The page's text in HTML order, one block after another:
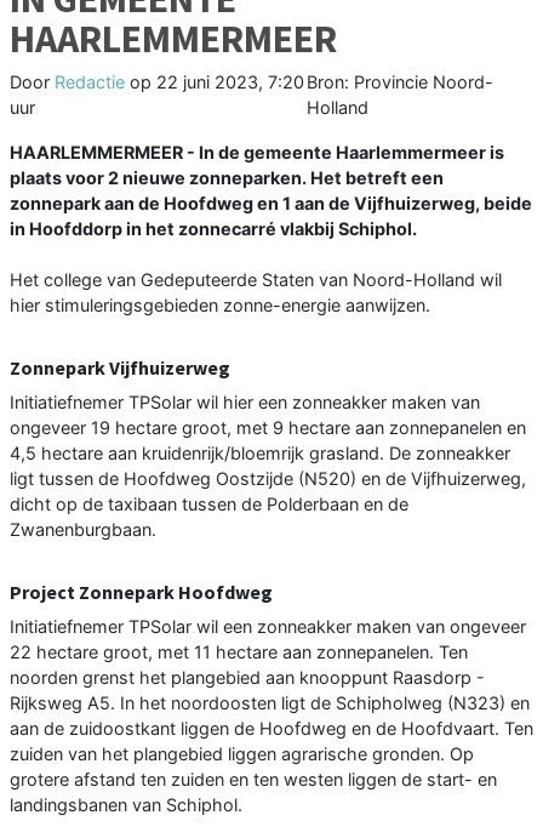
HAARLEMMERMEER
Door Redactie op 22 juni 2023, 7:20
uur
Bron: Provincie Noord-
Holland
HAARLEMMERMEER - In de gemeente Haarlemmermeer is
plaats voor 2 nieuwe zonneparken. Het betreft een
zonnepark aan de Hoofdweg en 1 aan de Vijfhuizerweg, beide
in Hoofddorp in het zonnecarré vlakbij Schiphol.
Het college van Gedeputeerde Staten van Noord-Holland wil
hier stimuleringsgebieden zonne-energie aanwijzen.
Zonnepark Vijfhuizerweg
Initiatiefnemer TPSolar wil hier een zonneakker maken van
ongeveer 19 hectare groot, met 9 hectare aan zonnepanelen en
4,5 hectare aan kruidenrijk/bloemrijk grasland. De zonneakker
ligt tussen de Hoofdweg Oostzijde (N520) en de Vijfhuizerweg,
dicht op de taxibaan tussen de Polderbaan en de
Zwanenburgbaan.
Project Zonnepark Hoofdweg
Initiatiefnemer TPSolar wil een zonneakker maken van ongeveer
22 hectare groot, met 11 hectare aan zonnepanelen. Ten
noorden grenst het plangebied aan knooppunt Raasdorp -
Rijksweg A5. In het noordoosten ligt de Schipholweg (N323) en
aan de zuidoostkant liggen de Hoofdweg en de Hoofdvaart. Ten
zuiden van het plangebied liggen agrarische gronden. Op
grotere afstand ten zuiden en ten westen liggen de start- en
landingsbanen van Schiphol.